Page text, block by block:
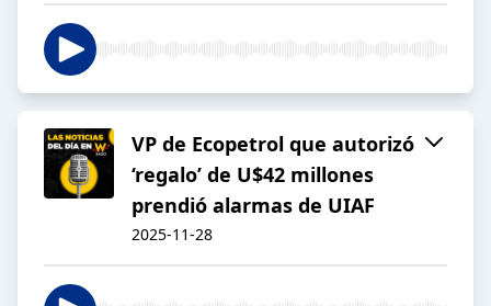
VP de Ecopetrol que autorizó
‘regalo’ de U$42 millones
prendió alarmas de UIAF
2025-11-28